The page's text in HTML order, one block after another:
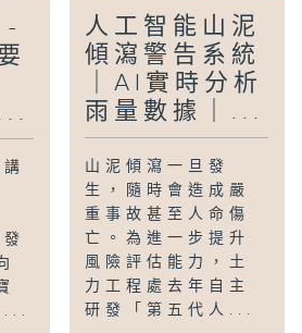
-
...
人工智能山泥
傾瀉警告系統
｜AI實時分析
雨量數據｜...
山泥傾瀉一旦發
生，隨時會造成嚴
重事故甚至人命傷
亡。為進一步提升
風險評估能力，土
力工程處去年自主
研發「第五代人...